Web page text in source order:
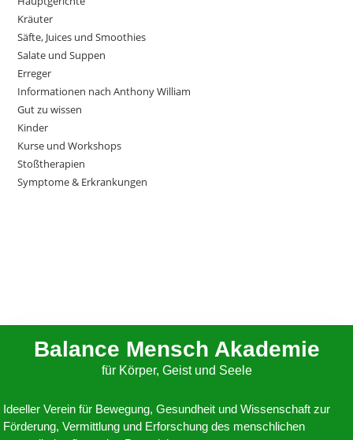
Kräuter
Säfte, Juices und Smoothies
Salate und Suppen
Erreger
Informationen nach Anthony William
Gut zu wissen
Kinder
Kurse und Workshops
Stoßtherapien
Symptome & Erkrankungen
Balance Mensch Akademie
für Körper, Geist und Seele
Ideeller Verein für Bewegung, Gesundheit und Wissenschaft zur
Förderung, Vermittlung und Erforschung des menschlichen